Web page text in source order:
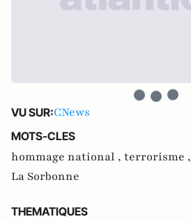
VU SUR:CNews
MOTS-CLES
hommage national , terrorisme ,
La Sorbonne
THEMATIQUES